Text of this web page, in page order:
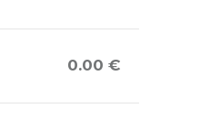
0.00 €